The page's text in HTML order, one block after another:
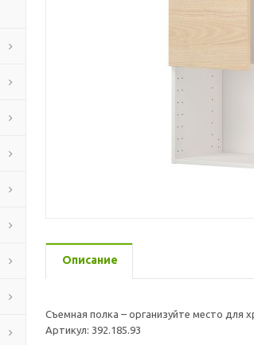
Описание
Съемная полка – организуйте место для
Артикул: 392.185.93